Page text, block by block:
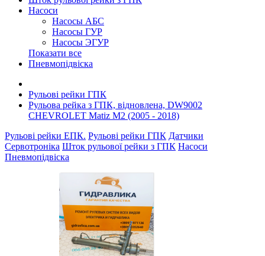
Насоси
Насосы АБС
Насосы ГУР
Насосы ЭГУР
Показати все
Пневмопідвіска
Рульові рейки ГПК
Рульова рейка з ГПК, відновлена, DW9002
CHEVROLET Matiz M2 (2005 - 2018)
Рульові рейки ЕПК. Рульові рейки ГПК Датчики
Сервотроніка Шток рульової рейки з ГПК Насоси
Пневмопідвіска